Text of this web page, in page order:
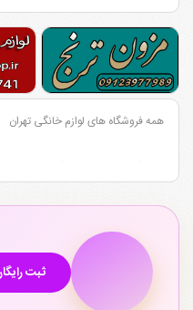
همه فروشگاه های لوازم خانگی تهران
فروشگاه های لوازم خانگی شمال
۲
ثبت